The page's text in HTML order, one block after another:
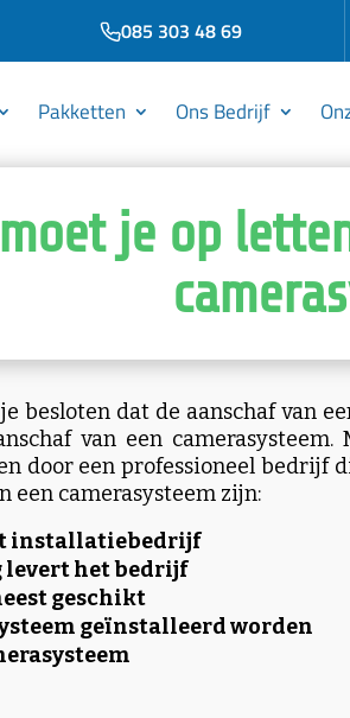
085 303 48 69
Pakketten Ons Bedrijf
je op
besloten dat de aanschaf van
van een
door een professioneel
een camerasysteem zijn:
installatiebedrijf
levert het bedrijf
geschikt
geïnstalleerd worden